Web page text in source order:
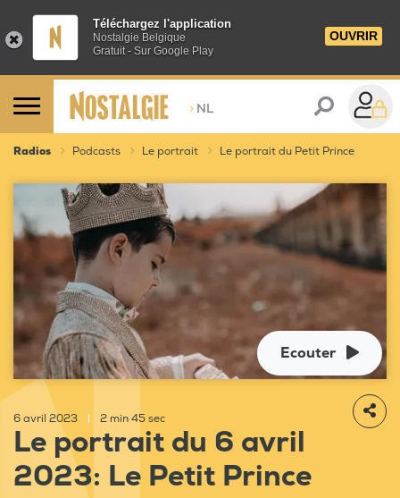
Téléchargez l'application
Nostalgie Belgique
Gratuit - Sur Google Play
OUVRIR
> NL
Radios Podcasts Le portrait Le portrait du Petit Prince
Ecouter
6 avril 2023 2 min 45 sec
Le portrait du 6 avril
2023: Le Petit Prince